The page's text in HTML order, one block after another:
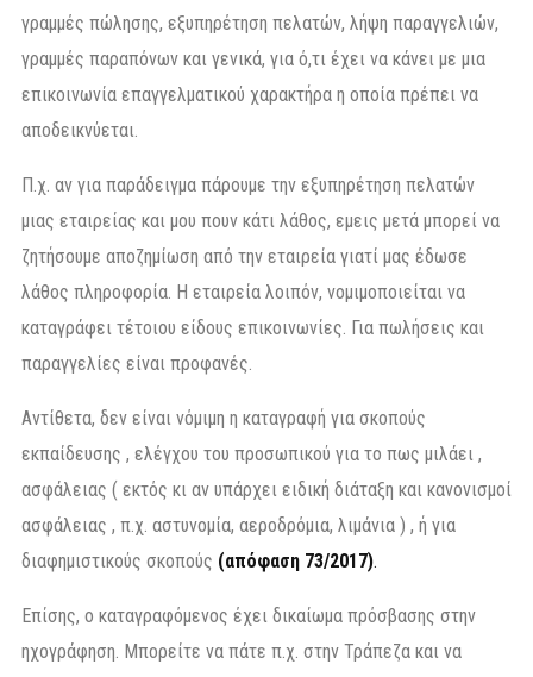
γραμμές πώλησης, εξυπηρέτηση πελατών, λήψη παραγγελιών,
γραμμές παραπόνων και γενικά, για ό,τι έχει να κάνει με μια
επικοινωνία επαγγελματικού χαρακτήρα η οποία πρέπει να
αποδεικνύεται.
Π.χ. αν για παράδειγμα πάρουμε την εξυπηρέτηση πελατών
μιας εταιρείας και μου πουν κάτι λάθος, εμεις μετά μπορεί να
ζητήσουμε αποζημίωση από την εταιρεία γιατί μας έδωσε
λάθος πληροφορία. Η εταιρεία λοιπόν, νομιμοποιείται να
καταγράφει τέτοιου είδους επικοινωνίες. Για πωλήσεις και
παραγγελίες είναι προφανές.
Αντίθετα, δεν είναι νόμιμη η καταγραφή για σκοπούς
εκπαίδευσης , ελέγχου του προσωπικού για το πως μιλάει ,
ασφάλειας ( εκτός κι αν υπάρχει ειδική διάταξη και κανονισμοί
ασφάλειας , π.χ. αστυνομία, αεροδρόμια, λιμάνια ) , ή για
διαφημιστικούς σκοπούς (απόφαση 73/2017).
Επίσης, ο καταγραφόμενος έχει δικαίωμα πρόσβασης στην
ηχογράφηση. Μπορείτε να πάτε π.χ. στην Τράπεζα και να